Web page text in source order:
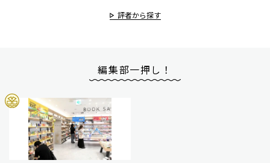
評者から探す
編集部一押し！